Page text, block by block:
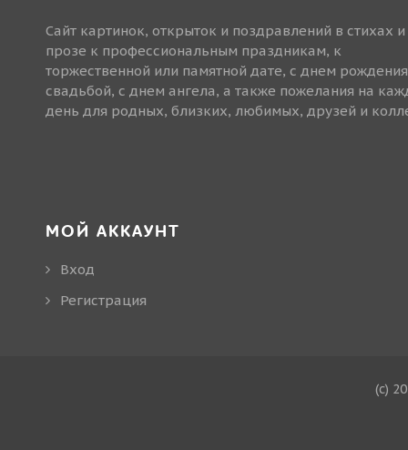
Сайт картинок, открыток и поздравлений в стихах и
прозе к профессиональным праздникам, к
торжественной или памятной дате, с днем
свадьбой, с днем ангела, а также пожелания на
день для родных, близких, любимых, друзей и
МОЙ АККАУНТ
Вход
Регистрация
(c)